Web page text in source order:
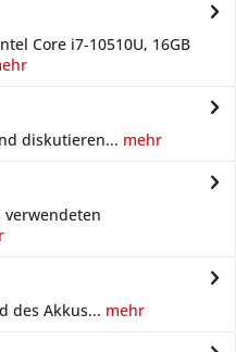
Core i7‑10510U, 16GB
diskutieren... mehr
verwendeten
des Akkus... mehr